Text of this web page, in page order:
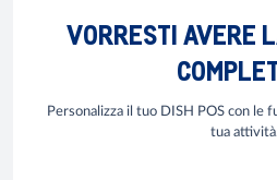
VORRESTI AVERE
Personalizza il tuo DISH POS con le
tua